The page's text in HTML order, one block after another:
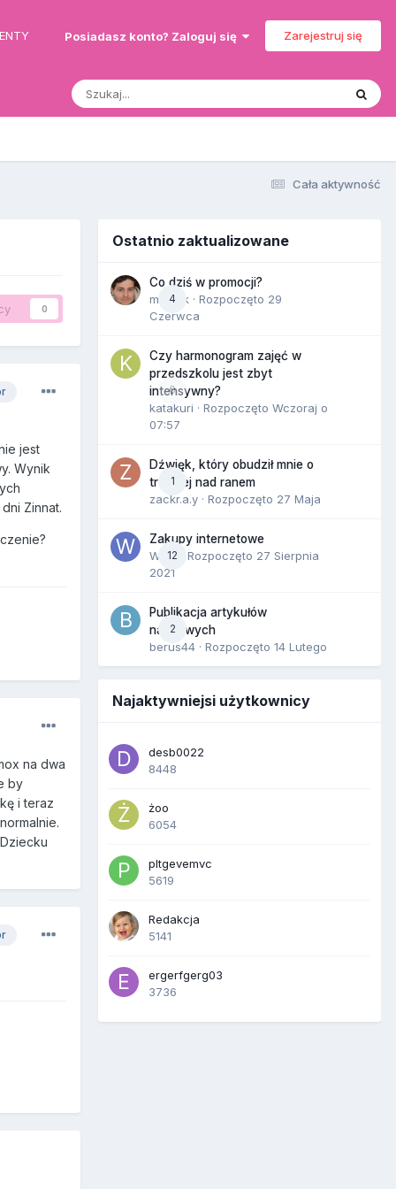
Posiadasz konto? Zaloguj się Zarejestruj się
Cała aktywność
0
jest
Wynik
Zinnat.
na dwa
by
i teraz
Ostatnio zaktualizowane
4
Co dziś w promocji?
maciek · Rozpoczęto 29
Czerwca
0
Czy harmonogram zajęć w
przedszkolu jest zbyt
intensywny?
katakuri · Rozpoczęto Wczoraj o
07:57
1
Dźwięk, który obudził mnie o
trzeciej nad ranem
zackr.a.y · Rozpoczęto 27 Maja
12
Zakupy internetowe
Wula · Rozpoczęto 27 Sierpnia
2021
2
Publikacja artykułów
naukowych
berus44 · Rozpoczęto 14 Lutego
Najaktywniejsi użytkownicy
desb0022
8448
żoo
6054
pltgevemvc
5619
Redakcja
5141
ergerfgerg03
3736